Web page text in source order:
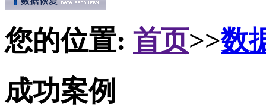
您的位置: 首页>>数
成功案例